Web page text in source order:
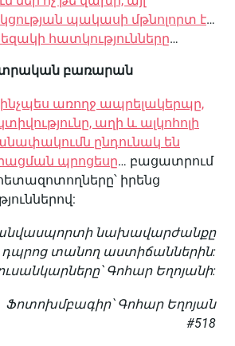
պակասի մթնոլորտ է…
հատկությունները…
բառարան
առողջ ապրելակերպը,
աղի և ալկոհոլի
ընդունակ են
պրոցեսը… բացատրում
իրենց
նախավարժանքը
տանող աստիճաններին:
Գոհար Եղոյանի:
Ֆոտոխմբագիր՝ Գոհար Եղոյան
#518